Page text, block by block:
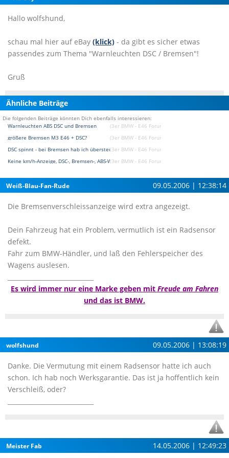
Hallo wolfshund,
schau mal hier auf eBay (klick) - da gibt es sicher etwas
passendes zum Thema "Warnleuchten DSC / Bremsen"!
Gruß
Ähnliche Beiträge
Die folgenden Beiträge könnten Dich ebenfalls interessieren:
Warnleuchten ABS DSC und Bremsen
(3er BMW - E46 Forum)
größere Bremsen M3 E46 + DSC?
(3er BMW - E46 Forum)
DSC spinnt - bei Bremsen hab ich übersteuern HA(3er BMW - E46 Forum)
Keine km/h-Anzeige, DSC-, Bremsen-, ABS-Warnung(3er BMW - E46 Forum)
Weiß-Blau-Fan-Rude 09.05.2006 | 12:38:14
Die Bremsenverschleissanzeige wird extra angezeigt.
Dein Fahrzeug hat ein Problem, vermutlich ist ein Radsensor
defekt.
Fahr zum BMW-Händler, und laß den Fehlerspeicher des
Wagens auslesen.
Es wird immer nur eine Marke geben mit Freude am Fahren
und das ist BMW.
wolfshund 09.05.2006 | 13:08:19
Danke. Die Vermutung mit einem Radsensor hatte ich auch
schon. Ich hab noch Werksgarantie. Das ist ja hoffentlich kein
Verschleiß, oder?
Meister Fab 14.05.2006 | 12:49:23